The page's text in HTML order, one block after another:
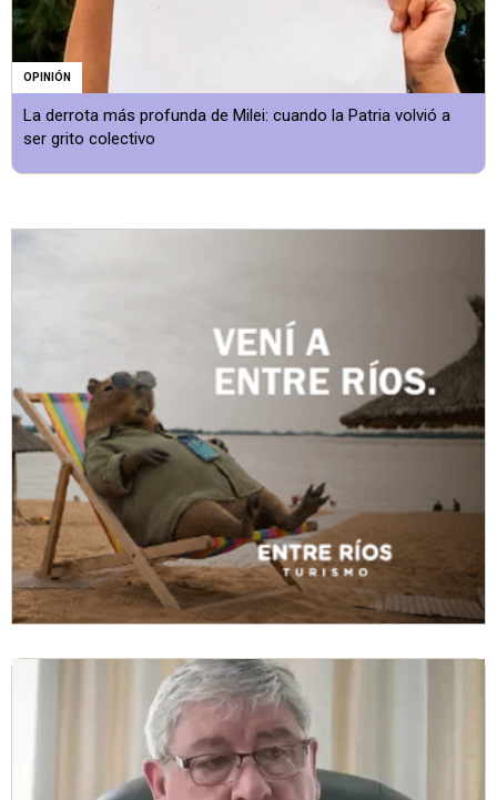
OPINIÓN
La derrota más profunda de Milei: cuando la Patria volvió a
ser grito colectivo